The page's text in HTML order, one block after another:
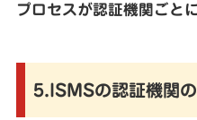
プロセスが認証機関ごと
5.ISMSの認証機関